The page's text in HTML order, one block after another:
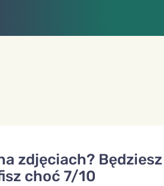
zdjęciach? Będziesz
choć 7/10